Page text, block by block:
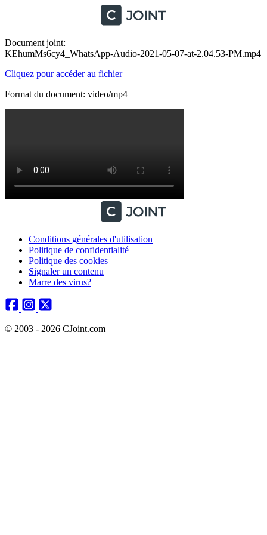
Document joint:
KEhumMs6cy4_WhatsApp-Audio-2021-05-07-at-2.04.53-PM.mp4
Cliquez pour accéder au fichier
Format du document: video/mp4
Conditions générales d'utilisation
Politique de confidentialité
Politique des cookies
Signaler un contenu
Marre des virus?
© 2003 - 2026 CJoint.com